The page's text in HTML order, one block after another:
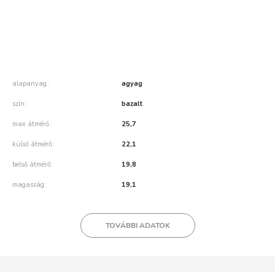
alapanyag agyag
szín bazalt
max átmérő 25,7
külső átmérő 22,1
belső átmérő 19,8
magasság 19,1
TOVÁBBI ADATOK